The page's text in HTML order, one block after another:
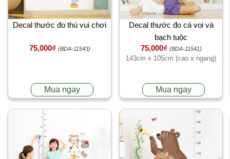
Decal thước đo thú vui chơi
75,000₫ (BDA-11543)
Mua ngay
Decal thước đo cá voi và
bạch tuộc
75,000₫ (BDA-11541)
143cm x 105cm (cao x ngang)
Mua ngay